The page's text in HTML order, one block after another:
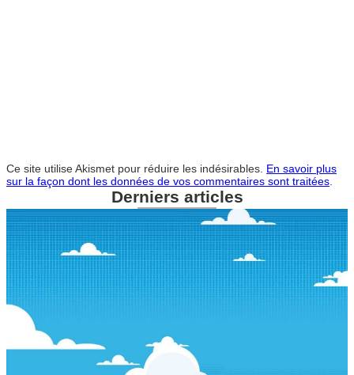
Ce site utilise Akismet pour réduire les indésirables. En savoir plus
sur la façon dont les données de vos commentaires sont traitées
Derniers articles